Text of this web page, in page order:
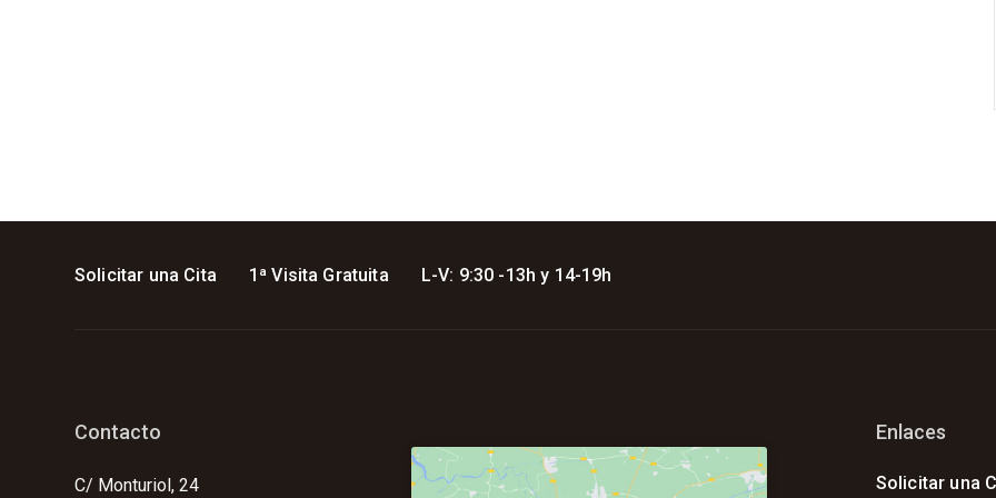
Solicitar una Cita 1ª Visita Gratuita L-V: 9:30 -13h y 14-19h
Contacto
C/ Monturiol, 24
Enlaces
Solicitar una